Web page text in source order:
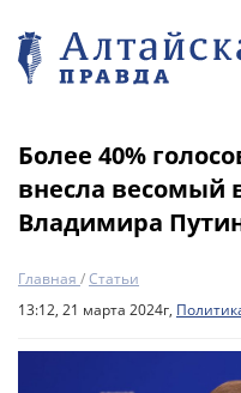
Более 40%
внесла весомый
Владимира
Главная /Статьи
13:12, 21 марта 2024г,